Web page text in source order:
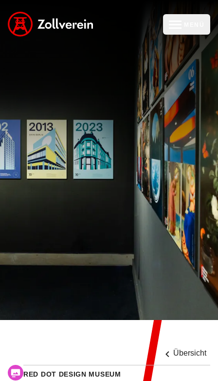
Übersicht
RED DOT DESIGN MUSEUM